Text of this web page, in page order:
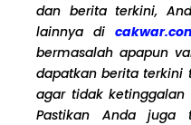
dan berita terkini,
lainnya di
bermasalah apapun
dapatkan berita terkini
agar tidak
Pastikan Anda juga